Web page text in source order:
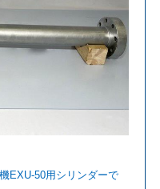
EXU-50用シリンダーで